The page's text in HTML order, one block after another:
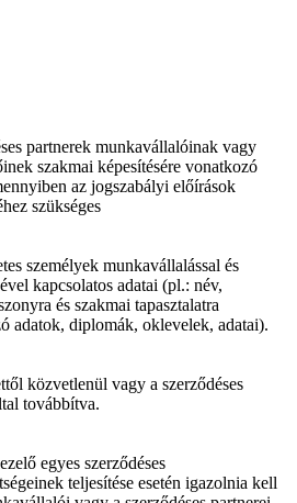
partnerek munkavállalóinak vagy
szakmai képesítésére vonatkozó
az jogszabályi előírások
szükséges
személyek munkavállalással és
kapcsolatos adatai (pl.: név,
és szakmai tapasztalatra
adatok, diplomák, oklevelek, adatai).
közvetlenül vagy a szerződéses
továbbítva.
egyes szerződéses
teljesítése esetén igazolnia kell